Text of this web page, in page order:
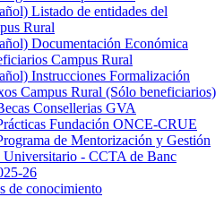
Listado de entidades del
Rural
Documentación Económica
Campus Rural
Instrucciones Formalización
Campus Rural (Sólo beneficiarios)
Consellerias GVA
Fundación ONCE-CRUE
de Mentorización y Gestión
Universitario - CCTA de Banc
26
de conocimiento